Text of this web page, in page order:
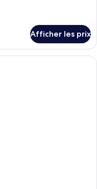
Afficher les prix